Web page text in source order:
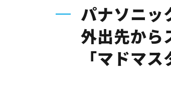
パナソニッ
外出先から
「マドマ